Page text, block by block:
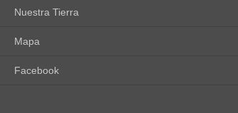
Nuestra Tierra
Mapa
Facebook